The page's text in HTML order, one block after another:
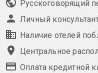
Русскоговорящий
Личный
Наличие отелей
Центральное
Оплата кредитной